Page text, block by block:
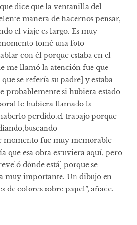
dice que la ventanilla del
manera de hacernos pensar,
el viaje es largo. Es muy
tomé una foto
con él porque estaba en el
me llamó la atención fue que
se refería su padre] y estaba
probablemente si hubiera estado
le hubiera llamado la
perdido.el trabajo porque
momento fue muy memorable
que esa obra estuviera aquí, pero
dónde está] porque se
muy importante. Un dibujo en
de colores sobre papel”, añade.